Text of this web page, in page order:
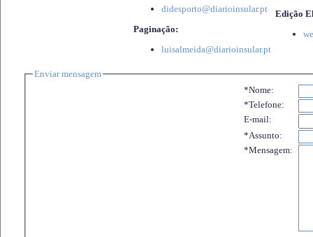
didesporto@diarioinsular.pt
Paginação:
luisalmeida@diarioinsular.pt
Edição
Enviar mensagem
*Nome:
*Telefone:
E-mail:
*Assunto:
*Mensagem: